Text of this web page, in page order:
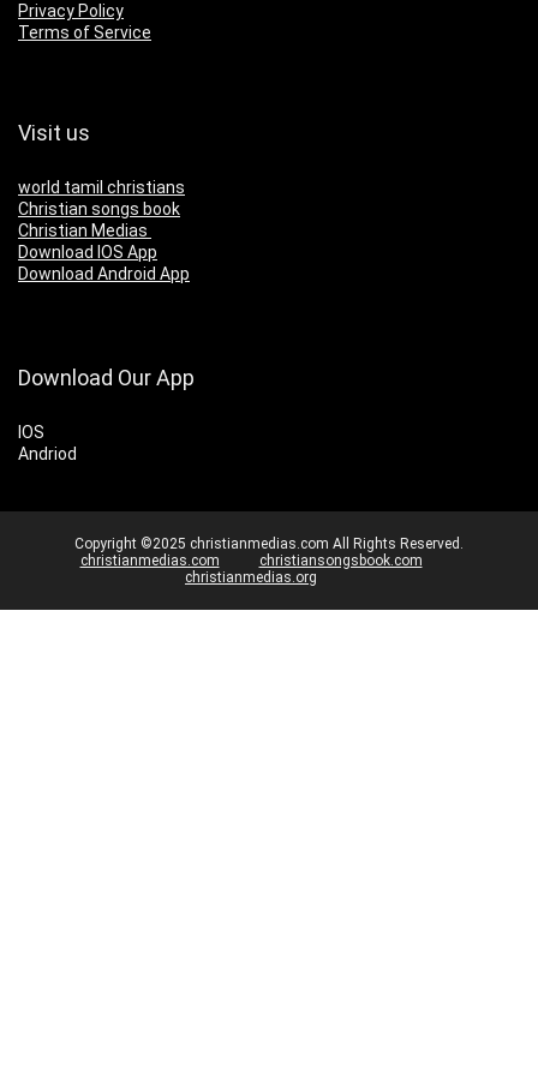
Privacy Policy
Terms of Service
Visit us
world tamil christians
Christian songs book
Christian Medias
Download IOS App
Download Android App
Download Our App
IOS
Andriod
Copyright ©2025 christianmedias.com All Rights Reserved.
christianmedias.com
christiansongsbook.com
christianmedias.org